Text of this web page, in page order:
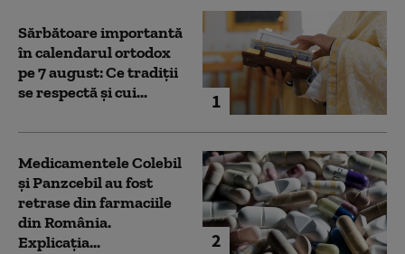
1
Sărbătoare importantă
în calendarul ortodox
pe 7 august: Ce tradiții
se respectă și cui...
2
Medicamentele Colebil
și Panzcebil au fost
retrase din farmaciile
din România.
Explicația...